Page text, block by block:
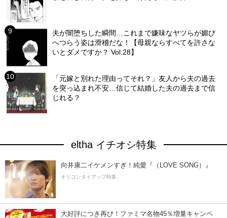
夫が闇堕ちした瞬間…これまで嫌味なヤツらが媚び
へつらう姿は滑稽だな！【母親ならすべてを許さな
いとダメですか？ Vol.28】
「元嫁と別れた理由ってそれ？」友人から夫の過去
を突っ込まれ不安…信じて結婚した夫の過去まで信
じれる？
eltha イチオシ特集
向井康二イケメンすぎ！純愛『（LOVE SONG）』
オリコンタイアップ特集
大好評につき再び！ファミマ名物45％増量キャンペ